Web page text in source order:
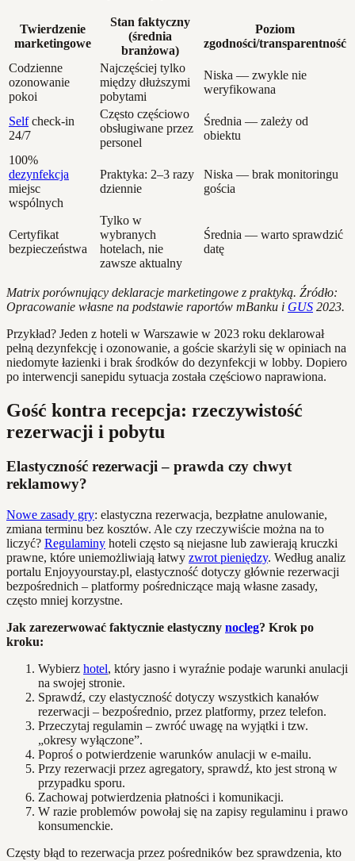
Twierdzenie
marketingowe
Stan faktyczny
(średnia
branżowa)
Poziom
zgodności/transparentność
Codzienne
ozonowanie
pokoi
Najczęściej tylko
między dłuższymi
pobytami
Niska — zwykle nie
weryfikowana
Selfcheck-in
24/7
Często częściowo
obsługiwane przez
personel
Średnia — zależy od
obiektu
100%
dezynfekcja
miejsc
wspólnych
Praktyka: 2–3 razy
dziennie
Niska — brak monitoringu
gościa
Certyfikat
bezpieczeństwa
Tylko w
wybranych
hotelach, nie
zawsze aktualny
Średnia — warto sprawdzić
datę
Matrix porównujący deklaracje marketingowe z praktyką. Źródło:
Opracowanie własne na podstawie raportów mBanku i GUS 2023.
Przykład? Jeden z hoteli w Warszawie w 2023 roku deklarował
pełną dezynfekcję i ozonowanie, a goście skarżyli się w opiniach na
niedomyte łazienki i brak środków do dezynfekcji w lobby. Dopiero
po interwencji sanepidu sytuacja została częściowo naprawiona.
Gość kontra recepcja: rzeczywistość
rezerwacji i pobytu
Elastyczność rezerwacji – prawda czy chwyt
reklamowy?
Nowe zasady gry: elastyczna rezerwacja, bezpłatne anulowanie,
zmiana terminu bez kosztów. Ale czy rzeczywiście można na to
liczyć? Regulaminy hoteli często są niejasne lub zawierają kruczki
prawne, które uniemożliwiają łatwy zwrot pieniędzy. Według analiz
portalu Enjoyyourstay.pl, elastyczność dotyczy głównie rezerwacji
bezpośrednich – platformy pośredniczące mają własne zasady,
często mniej korzystne.
Jak zarezerwować faktycznie elastyczny nocleg? Krok po
kroku:
Wybierz hotel, który jasno i wyraźnie podaje warunki anulacji
na swojej stronie.
Sprawdź, czy elastyczność dotyczy wszystkich kanałów
rezerwacji – bezpośrednio, przez platformy, przez telefon.
Przeczytaj regulamin – zwróć uwagę na wyjątki i tzw.
„okresy wyłączone”.
Poproś o potwierdzenie warunków anulacji w e-mailu.
Przy rezerwacji przez agregatory, sprawdź, kto jest stroną w
przypadku sporu.
Zachowaj potwierdzenia płatności i komunikacji.
W razie problemów powołaj się na zapisy regulaminu i prawo
konsumenckie.
Częsty błąd to rezerwacja przez pośredników bez sprawdzenia, kto